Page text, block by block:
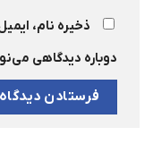
ذخیره نام،
دوباره دیدگاهی